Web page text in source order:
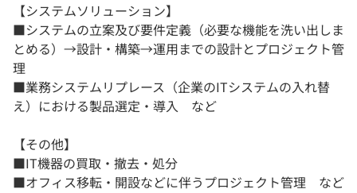
【システムソリューション】
■システムの立案及び要件定義（必要な機能を洗い出しま
とめる）→設計・構築→運用までの設計とプロジェクト管
理
■業務システムリプレース（企業のITシステムの入れ替
え）における製品選定・導入 など
【その他】
■IT機器の買取・撤去・処分
■オフィス移転・開設などに伴うプロジェクト管理 など